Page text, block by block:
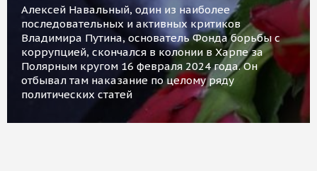
Алексей Навальный, один из наиболее
последовательных и активных критиков
Владимира Путина, основатель Фонда борьбы с
коррупцией, скончался в колонии в Харпе за
Полярным кругом 16 февраля 2024 года. Он
отбывал там наказание по целому ряду
политических статей